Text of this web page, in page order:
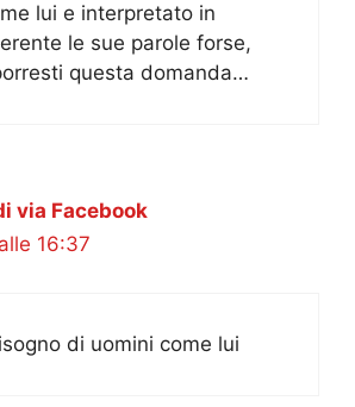
lui e interpretato in
le sue parole forse,
questa domanda…
via Facebook
16:37
di uomini come lui